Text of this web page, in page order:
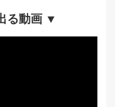
る動画 ▼